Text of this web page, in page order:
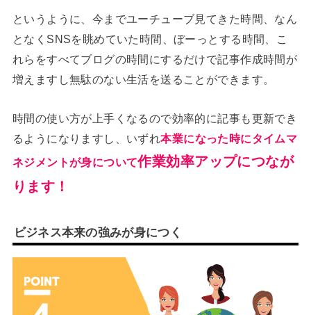
というように、今までユーチューブ見てきた時間、なん
となくSNSを眺めていた時間、ぼーっとする時間、こ
れらをすべてブログの時間にするだけで記事作成時間が
増えますし無駄のない生活を送ることができます。
時間の使い方が上手くなるので効率的に記事も更新でき
るようになりますし、いずれ本業になった時にタイムマ
ネジメントが身について作業効率アップにつなが
ります！
ビジネス本来の強みが身につく